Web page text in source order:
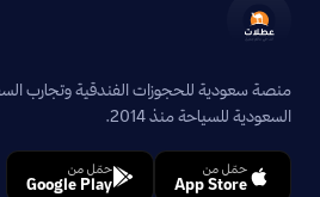
منصة سعودية للحجوزات الفندقية وتجارب
السعودية للسياحة منذ 2014.
حمّل من
App Store
حمّل من
Google Play